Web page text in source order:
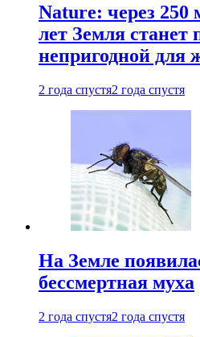
Nature: через 250
лет Земля станет
непригодной для
2 года спустя2 года спустя
На Земле
бессмертная муха
2 года спустя2 года спустя